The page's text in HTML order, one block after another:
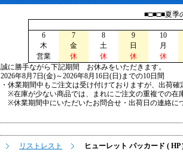
■□■□■夏季
6 7 8 9
10
木
金 土 日
月
営業
休 休 休
休
誠に勝手ながら下記期間 お休みをいただきます。
2026年8月7日(金)～2026年8月16日(日)までの10日間
・休業期間中もご注文は受け付けておりますが、出荷
※在庫が少ない商品では、まれにご注文の重複での在
※休業期間中にいただいたお問合せ・出荷日の連絡に
リストレスト ヒューレット パッカード ( HP